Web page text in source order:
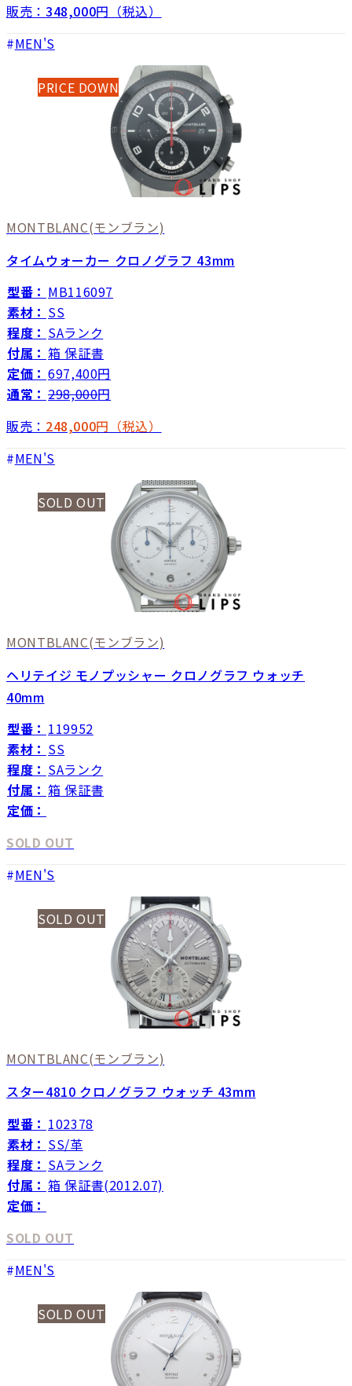
販売： 348,000円（税込）
MEN'S
PRICE DOWN
MONTBLANC(モンブラン)
タイムウォーカー クロノグラフ 43mm
型番： MB116097
素材： SS
程度： SAランク
付属： 箱 保証書
定価： 697,400円
通常： 298,000円
販売： 248,000円（税込）
MEN'S
SOLD OUT
MONTBLANC(モンブラン)
ヘリテイジ モノプッシャー クロノグラフ ウォッチ
40mm
型番： 119952
素材： SS
程度： SAランク
付属： 箱 保証書
定価：
SOLD OUT
MEN'S
SOLD OUT
MONTBLANC(モンブラン)
スター4810 クロノグラフ ウォッチ 43mm
型番： 102378
素材： SS/革
程度： SAランク
付属： 箱 保証書(2012.07)
定価：
SOLD OUT
MEN'S
SOLD OUT